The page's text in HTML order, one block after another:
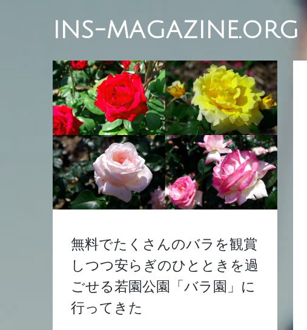
INS-MAGAZINE.ORG
無料でたくさんのバラを観賞
しつつ安らぎのひとときを過
ごせる若園公園「バラ園」に
行ってきた